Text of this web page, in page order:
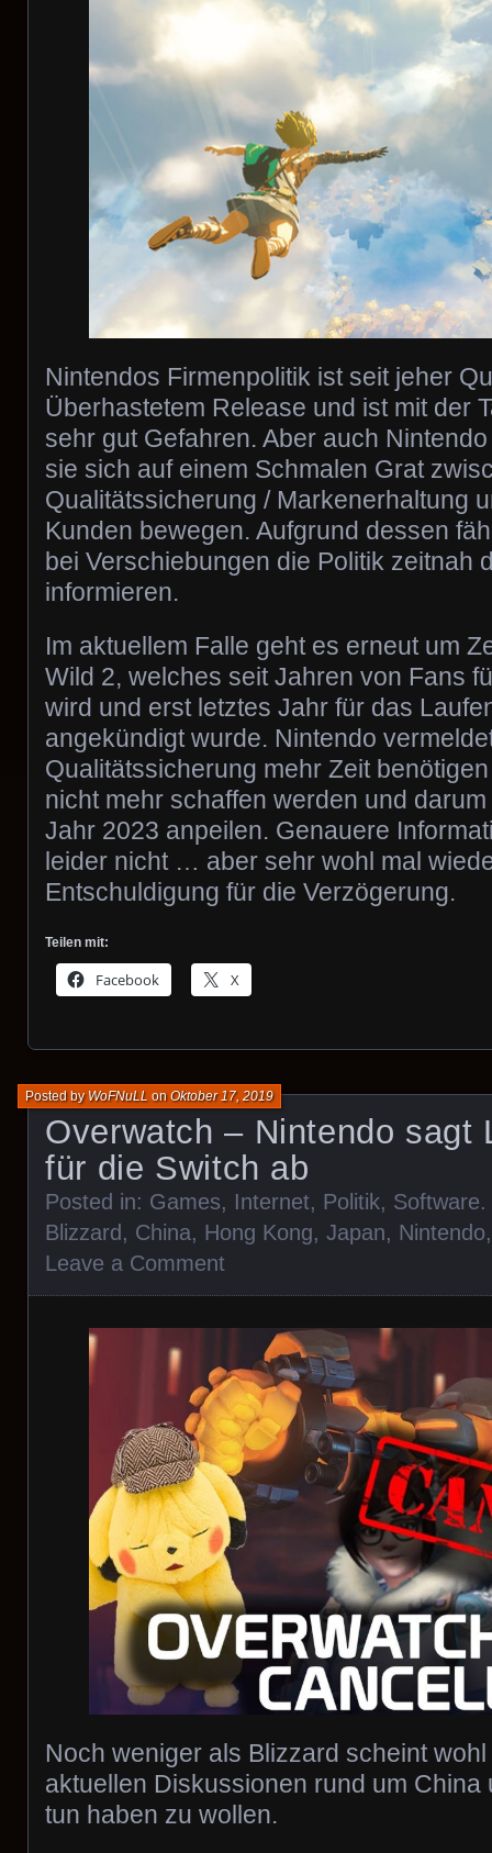
Nintendos Firmenpolitik ist seit jeher
Überhastetem Release und ist mit der
sehr gut Gefahren. Aber auch
sie sich auf einem Schmalen Grat
Qualitätssicherung / Markenerhaltung
Kunden bewegen. Aufgrund dessen
bei Verschiebungen die Politik zeitnah
informieren.
Im aktuellem Falle geht es erneut um
Wild 2, welches seit Jahren von Fans
wird und erst letztes Jahr für das
angekündigt wurde. Nintendo
Qualitätssicherung mehr Zeit
nicht mehr schaffen werden und
Jahr 2023 anpeilen. Genauere
leider nicht … aber sehr wohl mal
Entschuldigung für die Verzögerung.
Teilen mit:
Facebook X
Overwatch – Nintendo sagt
für die Switch ab
Posted byWoFNuLL onOktober 17, 2019
Posted in: Games, Internet, Politik, Software
Blizzard, China, Hong Kong, Japan, Nintendo
Leave a Comment
Noch weniger als Blizzard scheint
aktuellen Diskussionen rund um China
tun haben zu wollen.